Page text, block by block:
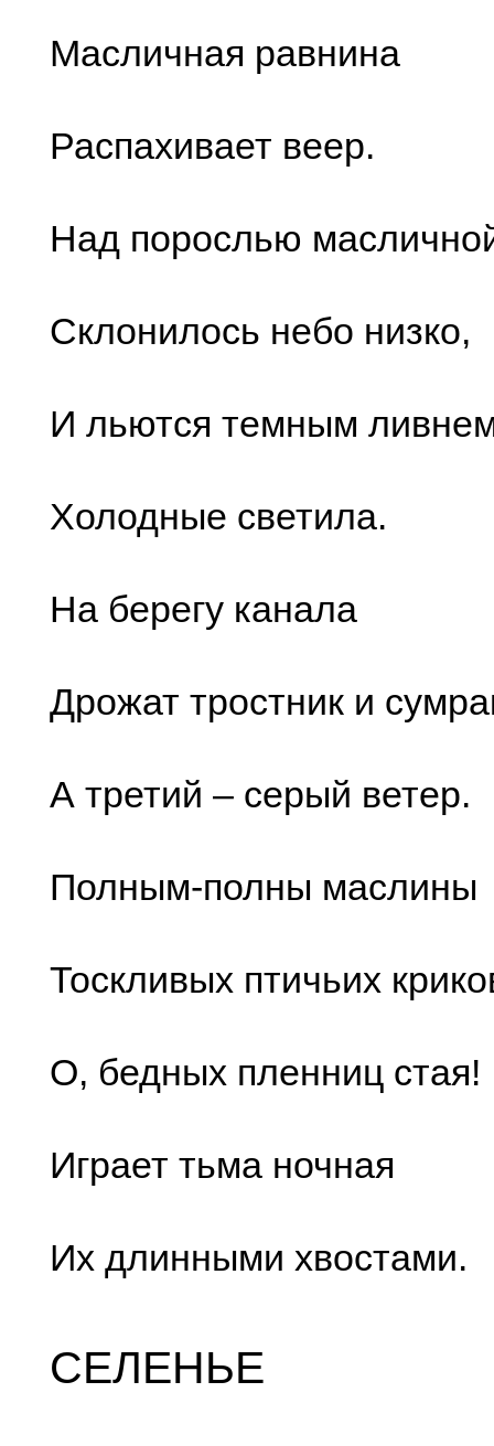
Масличная равнина
Распахивает веер.
Над порослью
Склонилось небо низко,
И льются темным
Холодные светила.
На берегу канала
Дрожат тростник и
А третий – серый ветер.
Полным-полны маслины
Тоскливых птичьих
О, бедных пленниц стая!
Играет тьма ночная
Их длинными хвостами.
СЕЛЕНЬЕ